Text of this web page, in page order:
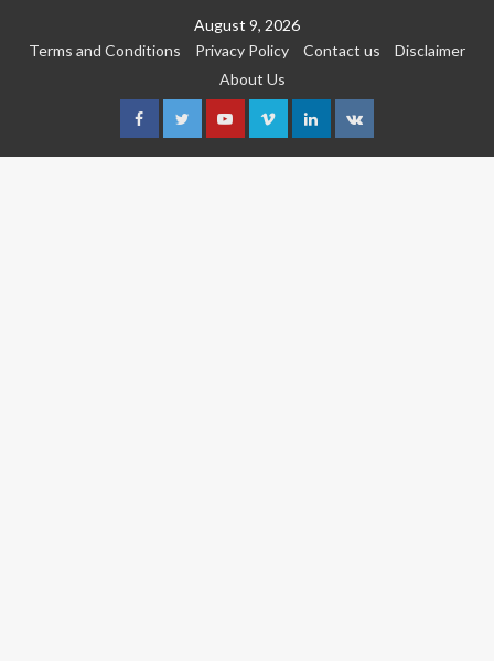
August 9, 2026
Terms and Conditions
Privacy Policy Contact us
Disclaimer
About Us
FacebookTwitterYoutubeVimeoLinkedin
VK